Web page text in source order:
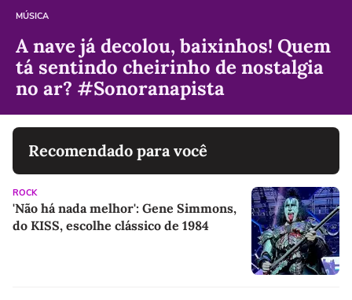
MÚSICA
A nave já decolou, baixinhos! Quem
tá sentindo cheirinho de nostalgia
no ar? #Sonoranapista
Recomendado para você
ROCK
'Não há nada melhor': Gene Simmons,
do KISS, escolhe clássico de 1984